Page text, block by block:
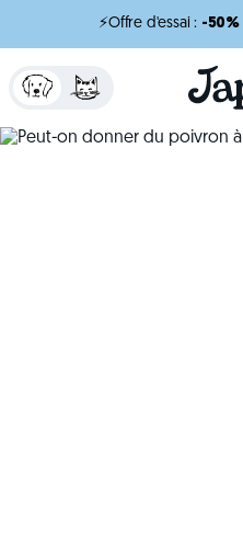
⚡Offre d'essai : -50%